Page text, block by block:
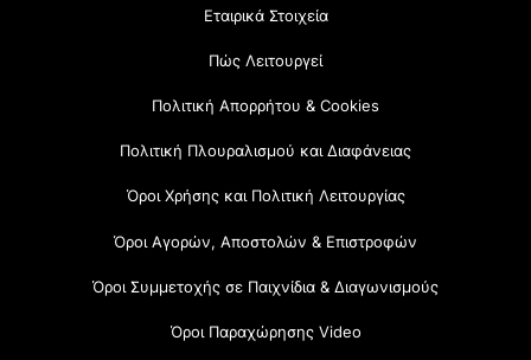
Εταιρικά Στοιχεία
Πώς Λειτουργεί
Πολιτική Απορρήτου & Cookies
Πολιτική Πλουραλισμού και Διαφάνειας
Όροι Χρήσης και Πολιτική Λειτουργίας
Όροι Αγορών, Αποστολών & Επιστροφών
Όροι Συμμετοχής σε Παιχνίδια & Διαγωνισμούς
Όροι Παραχώρησης Video